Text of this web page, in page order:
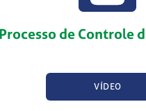
Processo de Controle
VÍDEO